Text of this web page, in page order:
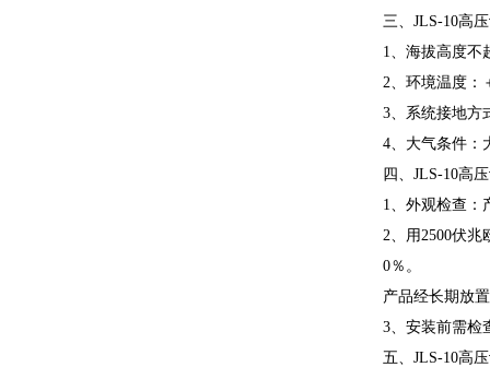
三、JLS-10高
1、海拔高度不
2、环境温度
3、系统接地方
4、大气条件：
四、JLS-10高
1、外观检查：
2、用2500伏
0％。
产品经长期放
3、安装前需检
五、JLS-10高